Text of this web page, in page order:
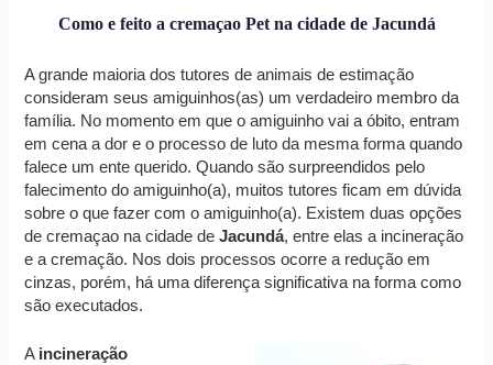
Como e feito a cremaçao Pet na cidade de Jacundá
A grande maioria dos tutores de animais de estimação
consideram seus amiguinhos(as) um verdadeiro membro da
família. No momento em que o amiguinho vai a óbito, entram
em cena a dor e o processo de luto da mesma forma quando
falece um ente querido. Quando são surpreendidos pelo
falecimento do amiguinho(a), muitos tutores ficam em dúvida
sobre o que fazer com o amiguinho(a). Existem duas opções
de cremaçao na cidade deJacundá, entre elas a incineração
e a cremação. Nos dois processos ocorre a redução em
cinzas, porém, há uma diferença significativa na forma como
são executados.
A incineração